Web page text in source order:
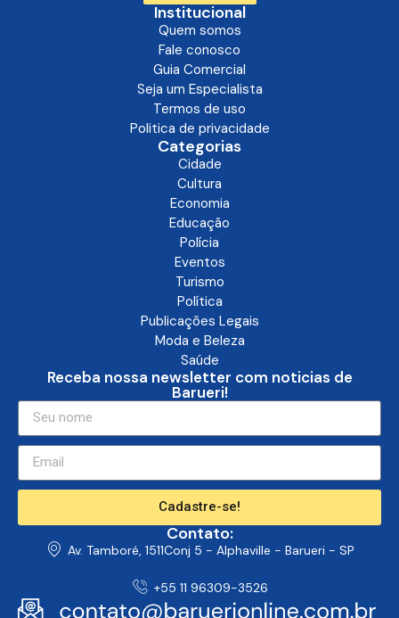
Institucional
Quem somos
Fale conosco
Guia Comercial
Seja um Especialista
Termos de uso
Politica de privacidade
Categorias
Cidade
Cultura
Economia
Educação
Polícia
Eventos
Turismo
Política
Publicações Legais
Moda e Beleza
Saúde
Receba nossa newsletter com noticias de
Barueri!
Cadastre-se!
Contato:
Av. Tamboré, 1511Conj 5 - Alphaville - Barueri - SP
+55 11 96309-3526